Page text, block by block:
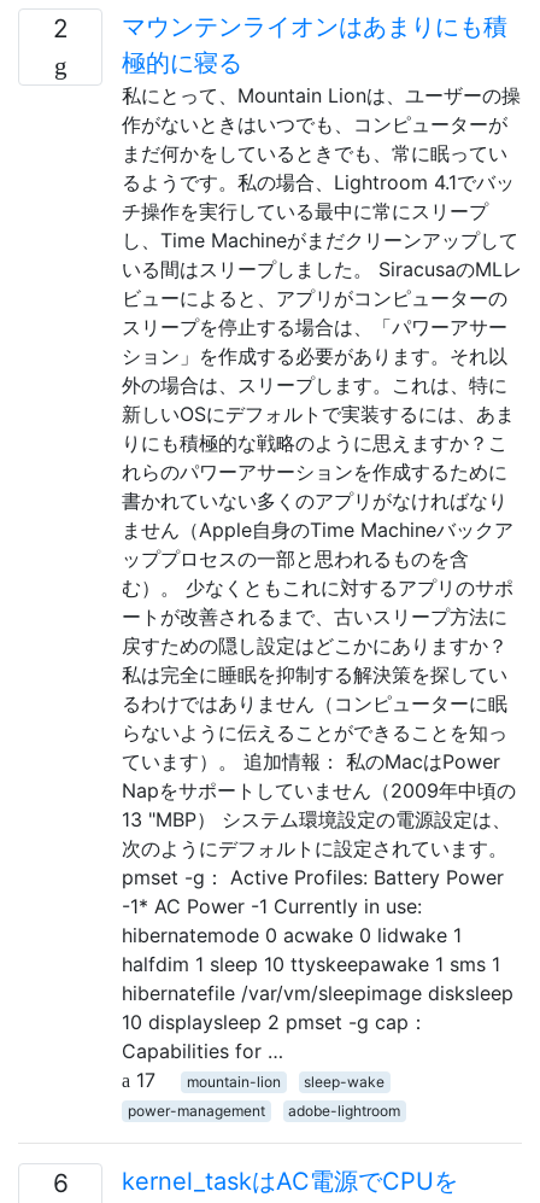
2
マウンテンライオンはあまりにも積
極的に寝る
私にとって、Mountain Lionは、ユーザーの操
作がないときはいつでも、コンピューターが
まだ何かをしているときでも、常に眠ってい
るようです。私の場合、Lightroom 4.1でバッ
チ操作を実行している最中に常にスリープ
し、Time Machineがまだクリーンアップして
いる間はスリープしました。 SiracusaのMLレ
ビューによると、アプリがコンピューターの
スリープを停止する場合は、「パワーアサー
ション」を作成する必要があります。それ以
外の場合は、スリープします。これは、特に
新しいOSにデフォルトで実装するには、あま
りにも積極的な戦略のように思えますか？こ
れらのパワーアサーションを作成するために
書かれていない多くのアプリがなければなり
ません（Apple自身のTime Machineバックア
ッププロセスの一部と思われるものを含
む）。 少なくともこれに対するアプリのサポ
ートが改善されるまで、古いスリープ方法に
戻すための隠し設定はどこかにありますか？
私は完全に睡眠を抑制する解決策を探してい
るわけではありません（コンピューターに眠
らないように伝えることができることを知っ
ています）。 追加情報： 私のMacはPower
Napをサポートしていません（2009年中頃の
13 "MBP） システム環境設定の電源設定は、
次のようにデフォルトに設定されています。
pmset -g： Active Profiles: Battery Power
-1* AC Power -1 Currently in use:
hibernatemode 0 acwake 0 lidwake 1
halfdim 1 sleep 10 ttyskeepawake 1 sms 1
hibernatefile /var/vm/sleepimage disksleep
10 displaysleep 2 pmset -g cap：
Capabilities for …
17
mountain-lion
sleep-wake
power-management
adobe-lightroom
6
kernel_taskはAC電源でCPUを